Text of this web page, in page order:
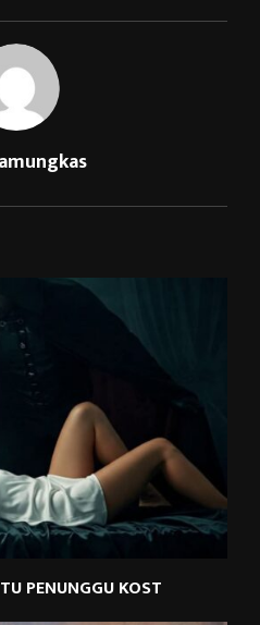
PENUNGGU KOST